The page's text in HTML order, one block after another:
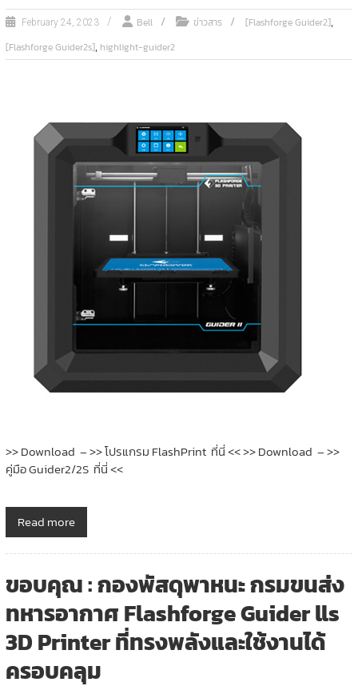
February 24, 2023 Bell ข่าวสาร [Flashforge Guider2],
[Flashforge Guider2s], highlight-guider2
>> Download – >> โปรแกรม FlashPrint ที่นี่ << >> Download – >>
คู่มือ Guider2/2S ที่นี่ <<
Read more
ขอบคุณ : กองพัสดุพาหนะ กรมขนส่ง
ทหารอากาศ Flashforge Guider lls
3D Printer ที่ทรงพลังและใช้งานได้
ครอบคลุม